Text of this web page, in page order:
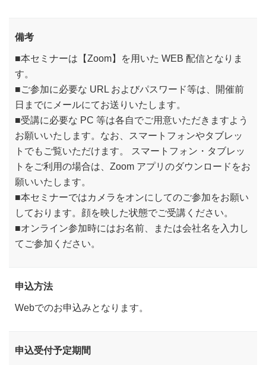
備考
■本セミナーは【Zoom】を用いた WEB 配信となりま
す。
■ご参加に必要な URL およびパスワード等は、開催前
日までにメールにてお送りいたします。
■受講に必要な PC 等は各自でご用意いただきますよう
お願いいたします。なお、スマートフォンやタブレッ
トでもご覧いただけます。 スマートフォン・タブレッ
トをご利用の場合は、Zoom アプリのダウンロードをお
願いいたします。
■本セミナーではカメラをオンにしてのご参加をお願い
しております。顔を映した状態でご受講ください。
■オンライン参加時にはお名前、または会社名を入力し
てご参加ください。
申込方法
Webでのお申込みとなります。
申込受付予定期間